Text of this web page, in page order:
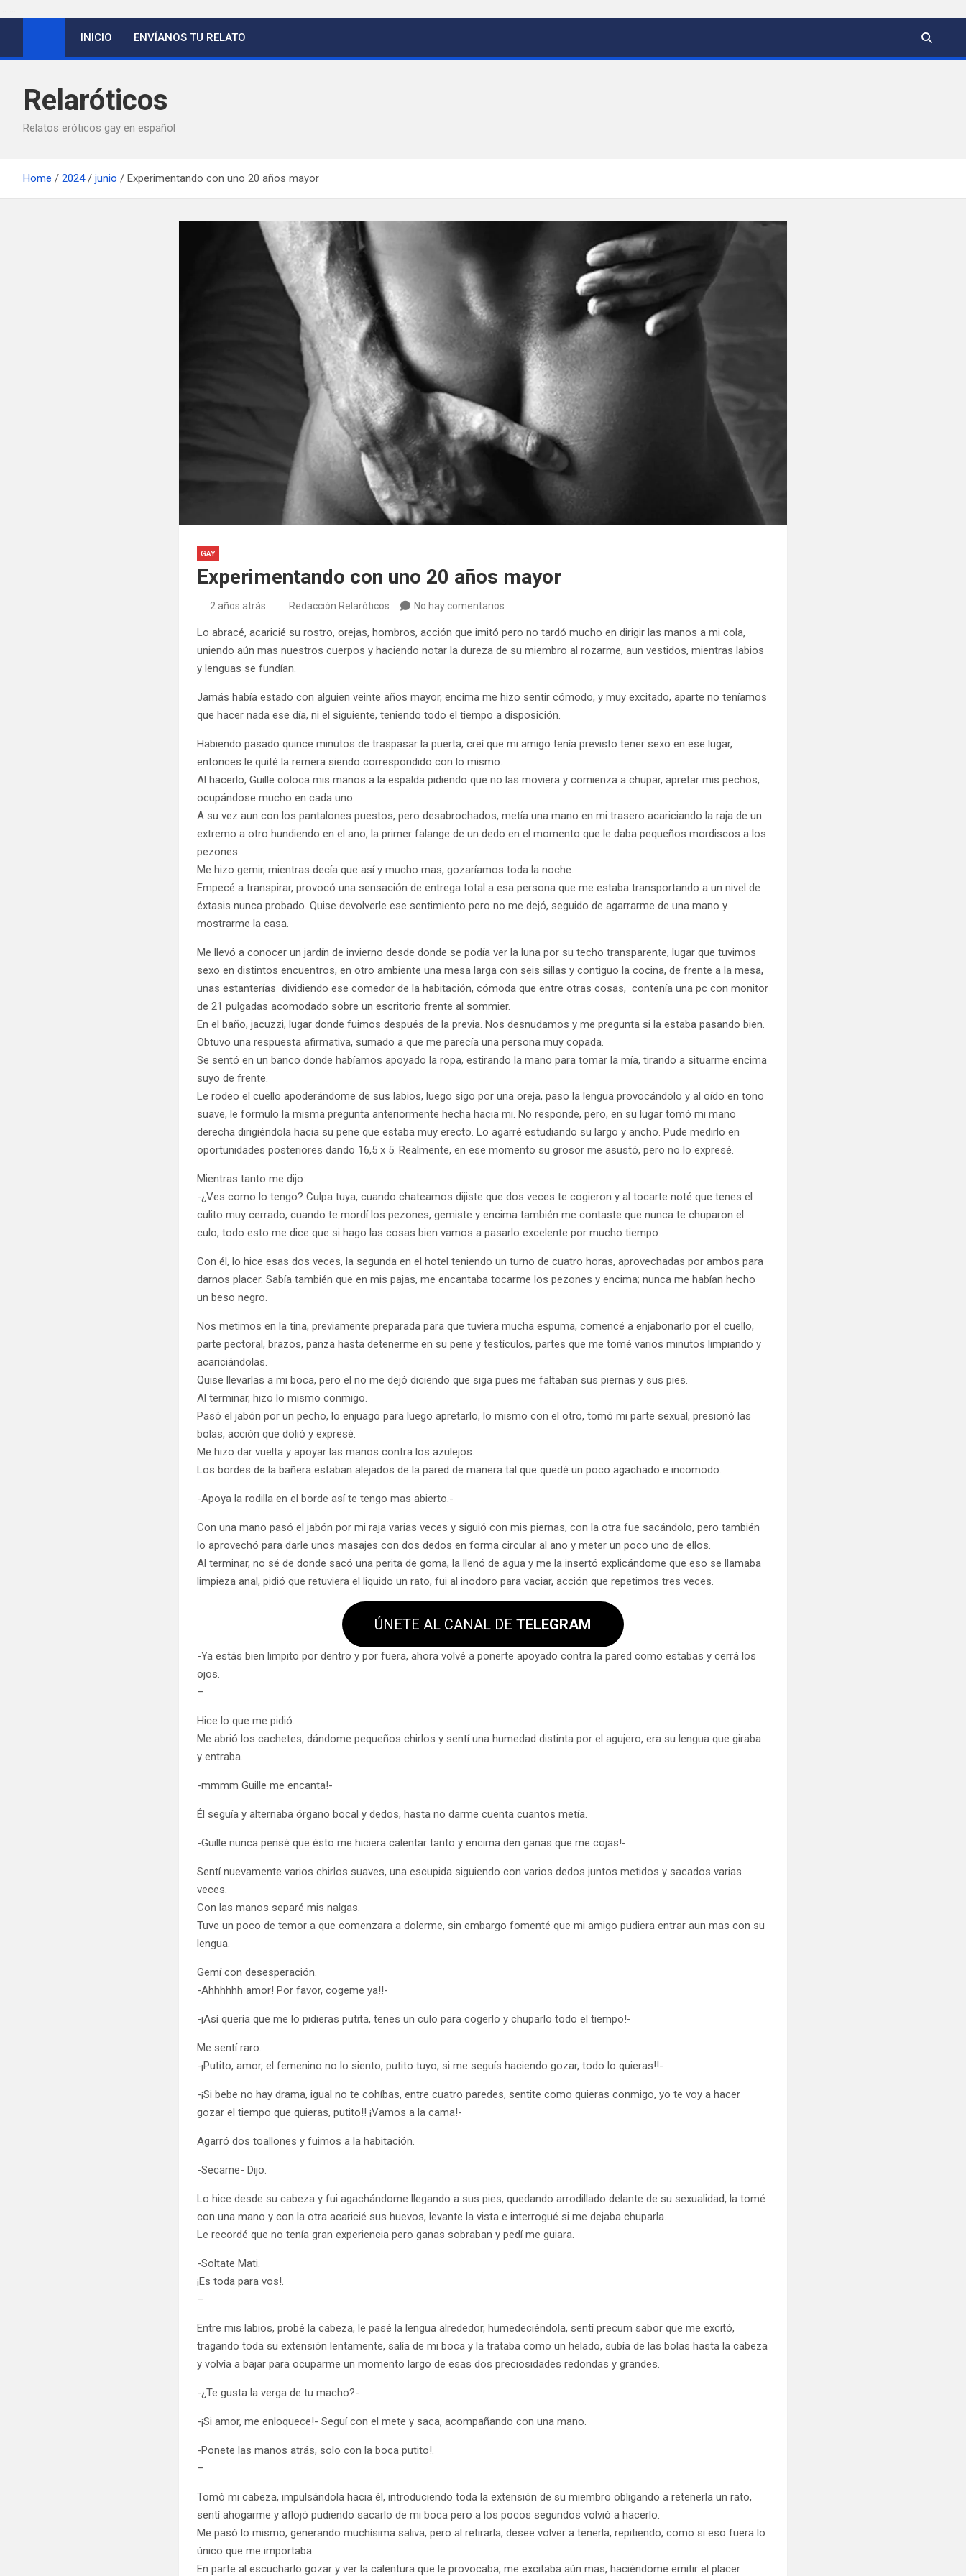
... ...
contenido
INICIO ENVÍANOS TU RELATO
Relaróticos
Relatos eróticos gay en español
Home 2024 junio Experimentando con uno 20 años mayor
GAY
Experimentando con uno 20 años mayor
2 años atrás Redacción Relaróticos No hay comentarios
Lo abracé, acaricié su rostro, orejas, hombros, acción que imitó pero no tardó mucho en dirigir las manos a mi cola,
uniendo aún mas nuestros cuerpos y haciendo notar la dureza de su miembro al rozarme, aun vestidos, mientras labios
y lenguas se fundían.
Jamás había estado con alguien veinte años mayor, encima me hizo sentir cómodo, y muy excitado, aparte no teníamos
que hacer nada ese día, ni el siguiente, teniendo todo el tiempo a disposición.
Habiendo pasado quince minutos de traspasar la puerta, creí que mi amigo tenía previsto tener sexo en ese lugar,
entonces le quité la remera siendo correspondido con lo mismo.
Al hacerlo, Guille coloca mis manos a la espalda pidiendo que no las moviera y comienza a chupar, apretar mis pechos,
ocupándose mucho en cada uno.
A su vez aun con los pantalones puestos, pero desabrochados, metía una mano en mi trasero acariciando la raja de un
extremo a otro hundiendo en el ano, la primer falange de un dedo en el momento que le daba pequeños mordiscos a los
pezones.
Me hizo gemir, mientras decía que así y mucho mas, gozaríamos toda la noche.
Empecé a transpirar, provocó una sensación de entrega total a esa persona que me estaba transportando a un nivel de
éxtasis nunca probado. Quise devolverle ese sentimiento pero no me dejó, seguido de agarrarme de una mano y
mostrarme la casa.
Me llevó a conocer un jardín de invierno desde donde se podía ver la luna por su techo transparente, lugar que tuvimos
sexo en distintos encuentros, en otro ambiente una mesa larga con seis sillas y contiguo la cocina, de frente a la mesa,
unas estanterías dividiendo ese comedor de la habitación, cómoda que entre otras cosas, contenía una pc con monitor
de 21 pulgadas acomodado sobre un escritorio frente al sommier.
En el baño, jacuzzi, lugar donde fuimos después de la previa. Nos desnudamos y me pregunta si la estaba pasando bien.
Obtuvo una respuesta afirmativa, sumado a que me parecía una persona muy copada.
Se sentó en un banco donde habíamos apoyado la ropa, estirando la mano para tomar la mía, tirando a situarme encima
suyo de frente.
Le rodeo el cuello apoderándome de sus labios, luego sigo por una oreja, paso la lengua provocándolo y al oído en tono
suave, le formulo la misma pregunta anteriormente hecha hacia mi. No responde, pero, en su lugar tomó mi mano
derecha dirigiéndola hacia su pene que estaba muy erecto. Lo agarré estudiando su largo y ancho. Pude medirlo en
oportunidades posteriores dando 16,5 x 5. Realmente, en ese momento su grosor me asustó, pero no lo expresé.
Mientras tanto me dijo:
-¿Ves como lo tengo? Culpa tuya, cuando chateamos dijiste que dos veces te cogieron y al tocarte noté que tenes el
culito muy cerrado, cuando te mordí los pezones, gemiste y encima también me contaste que nunca te chuparon el
culo, todo esto me dice que si hago las cosas bien vamos a pasarlo excelente por mucho tiempo.
Con él, lo hice esas dos veces, la segunda en el hotel teniendo un turno de cuatro horas, aprovechadas por ambos para
darnos placer. Sabía también que en mis pajas, me encantaba tocarme los pezones y encima; nunca me habían hecho
un beso negro.
Nos metimos en la tina, previamente preparada para que tuviera mucha espuma, comencé a enjabonarlo por el cuello,
parte pectoral, brazos, panza hasta detenerme en su pene y testículos, partes que me tomé varios minutos limpiando y
acariciándolas.
Quise llevarlas a mi boca, pero el no me dejó diciendo que siga pues me faltaban sus piernas y sus pies.
Al terminar, hizo lo mismo conmigo.
Pasó el jabón por un pecho, lo enjuago para luego apretarlo, lo mismo con el otro, tomó mi parte sexual, presionó las
bolas, acción que dolió y expresé.
Me hizo dar vuelta y apoyar las manos contra los azulejos.
Los bordes de la bañera estaban alejados de la pared de manera tal que quedé un poco agachado e incomodo.
-Apoya la rodilla en el borde así te tengo mas abierto.-
Con una mano pasó el jabón por mi raja varias veces y siguió con mis piernas, con la otra fue sacándolo, pero también
lo aprovechó para darle unos masajes con dos dedos en forma circular al ano y meter un poco uno de ellos.
Al terminar, no sé de donde sacó una perita de goma, la llenó de agua y me la insertó explicándome que eso se llamaba
limpieza anal, pidió que retuviera el liquido un rato, fui al inodoro para vaciar, acción que repetimos tres veces.
ÚNETE AL CANAL DETELEGRAM
-Ya estás bien limpito por dentro y por fuera, ahora volvé a ponerte apoyado contra la pared como estabas y cerrá los
ojos.
–
Hice lo que me pidió.
Me abrió los cachetes, dándome pequeños chirlos y sentí una humedad distinta por el agujero, era su lengua que giraba
y entraba.
-mmmm Guille me encanta!-
Él seguía y alternaba órgano bocal y dedos, hasta no darme cuenta cuantos metía.
-Guille nunca pensé que ésto me hiciera calentar tanto y encima den ganas que me cojas!-
Sentí nuevamente varios chirlos suaves, una escupida siguiendo con varios dedos juntos metidos y sacados varias
veces.
Con las manos separé mis nalgas.
Tuve un poco de temor a que comenzara a dolerme, sin embargo fomenté que mi amigo pudiera entrar aun mas con su
lengua.
Gemí con desesperación.
-Ahhhhhh amor! Por favor, cogeme ya!!-
-¡Así quería que me lo pidieras putita, tenes un culo para cogerlo y chuparlo todo el tiempo!-
Me sentí raro.
-¡Putito, amor, el femenino no lo siento, putito tuyo, si me seguís haciendo gozar, todo lo quieras!!-
-¡Si bebe no hay drama, igual no te cohíbas, entre cuatro paredes, sentite como quieras conmigo, yo te voy a hacer
gozar el tiempo que quieras, putito!! ¡Vamos a la cama!-
Agarró dos toallones y fuimos a la habitación.
-Secame- Dijo.
Lo hice desde su cabeza y fui agachándome llegando a sus pies, quedando arrodillado delante de su sexualidad, la tomé
con una mano y con la otra acaricié sus huevos, levante la vista e interrogué si me dejaba chuparla.
Le recordé que no tenía gran experiencia pero ganas sobraban y pedí me guiara.
-Soltate Mati.
¡Es toda para vos!.
–
Entre mis labios, probé la cabeza, le pasé la lengua alrededor, humedeciéndola, sentí precum sabor que me excitó,
tragando toda su extensión lentamente, salía de mi boca y la trataba como un helado, subía de las bolas hasta la cabeza
y volvía a bajar para ocuparme un momento largo de esas dos preciosidades redondas y grandes.
-¿Te gusta la verga de tu macho?-
-¡Si amor, me enloquece!- Seguí con el mete y saca, acompañando con una mano.
-Ponete las manos atrás, solo con la boca putito!.
–
Tomó mi cabeza, impulsándola hacia él, introduciendo toda la extensión de su miembro obligando a retenerla un rato,
sentí ahogarme y aflojó pudiendo sacarlo de mi boca pero a los pocos segundos volvió a hacerlo.
Me pasó lo mismo, generando muchísima saliva, pero al retirarla, desee volver a tenerla, repitiendo, como si eso fuera lo
único que me importaba.
En parte al escucharlo gozar y ver la calentura que le provocaba, me excitaba aún mas, haciéndome emitir el placer